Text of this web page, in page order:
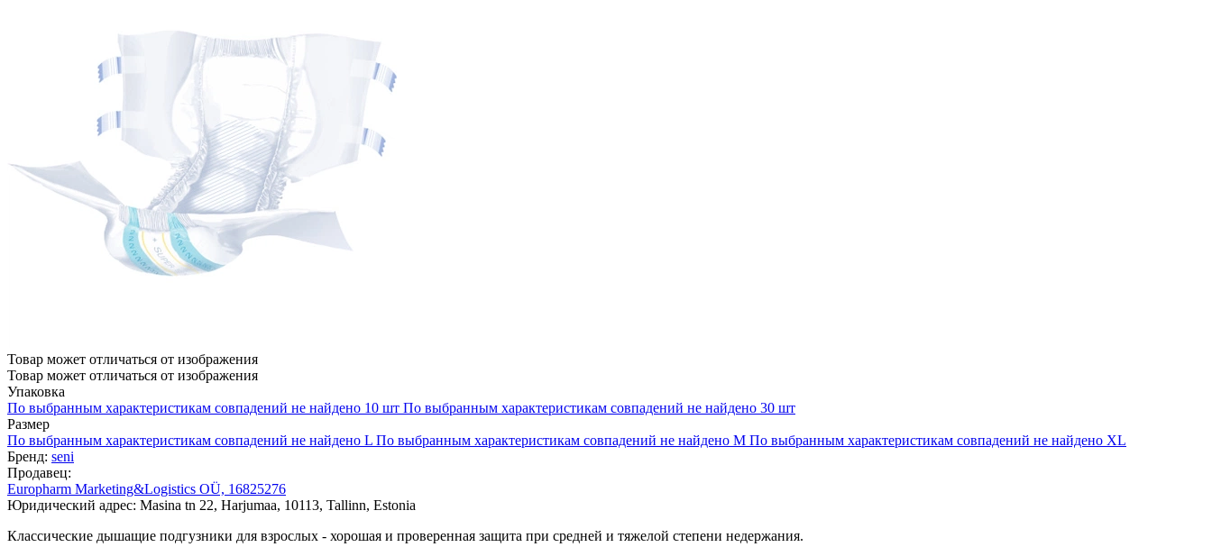
Товар может отличаться от изображения
Товар может отличаться от изображения
Упаковка
По выбранным характеристикам совпадений не найдено 10 шт По выбранным характеристикам совпадений не найдено 30 шт
Размер
По выбранным характеристикам совпадений не найдено L По выбранным характеристикам совпадений не найдено М По выбранным характеристикам совпадений не найдено XL
Бренд: seni
Продавец:
Europharm Marketing&Logistics OÜ, 16825276
Юридический адрес: Masina tn 22, Harjumaa, 10113, Tallinn, Estonia
Классические дышащие подгузники для взрослых - хорошая и проверенная защита при средней и тяжелой степени недержания.